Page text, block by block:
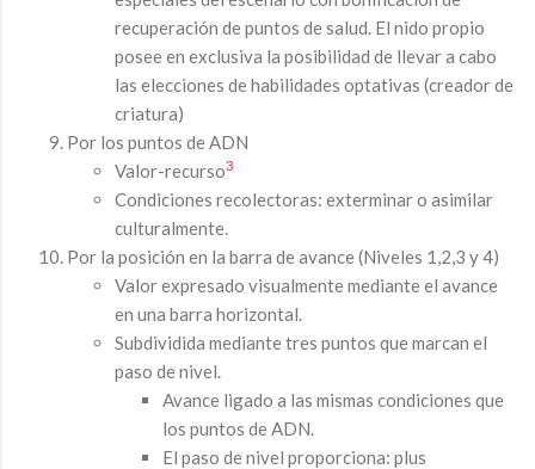
recuperación de puntos de salud. El nido propio
posee en exclusiva la posibilidad de llevar a cabo
las elecciones de habilidades optativas (creador de
criatura)
Por los puntos de ADN
Valor-recurso3
Condiciones recolectoras: exterminar o asimilar
culturalmente.
Por la posición en la barra de avance (Niveles 1,2,3 y 4)
Valor expresado visualmente mediante el avance
en una barra horizontal.
Subdividida mediante tres puntos que marcan el
paso de nivel.
Avance ligado a las mismas condiciones que
los puntos de ADN.
El paso de nivel proporciona: plus